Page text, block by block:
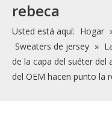
rebeca
Usted está aquí: Hogar
Sweaters de jersey »
de la capa del suéter del
del OEM hacen punto la